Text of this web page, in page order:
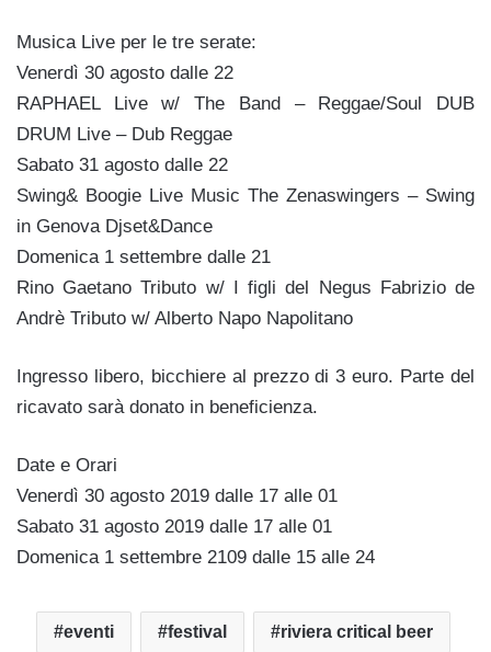
Musica Live per le tre serate:
Venerdì 30 agosto dalle 22
RAPHAEL Live w/ The Band – Reggae/Soul DUB
DRUM Live – Dub Reggae
Sabato 31 agosto dalle 22
Swing& Boogie Live Music The Zenaswingers – Swing
in Genova Djset&Dance
Domenica 1 settembre dalle 21
Rino Gaetano Tributo w/ I figli del Negus Fabrizio de
Andrè Tributo w/ Alberto Napo Napolitano
Ingresso libero, bicchiere al prezzo di 3 euro. Parte del
ricavato sarà donato in beneficienza.
Date e Orari
Venerdì 30 agosto 2019 dalle 17 alle 01
Sabato 31 agosto 2019 dalle 17 alle 01
Domenica 1 settembre 2109 dalle 15 alle 24
eventi festival riviera critical beer